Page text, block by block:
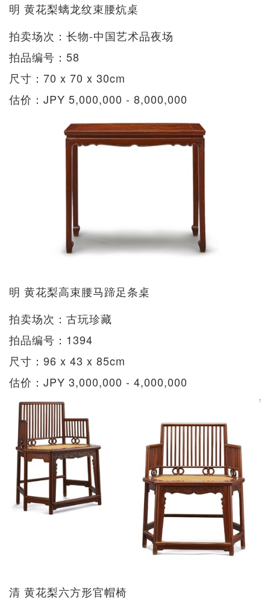
明 黄花梨螭龙纹束腰炕桌
拍卖场次：长物-中国艺术品夜场
拍品编号：58
尺寸：70 x 70 x 30cm
估价：JPY 5,000,000 - 8,000,000
明 黄花梨高束腰马蹄足条桌
拍卖场次：古玩珍藏
拍品编号：1394
尺寸：96 x 43 x 85cm
估价：JPY 3,000,000 - 4,000,000
清 黄花梨六方形官帽椅